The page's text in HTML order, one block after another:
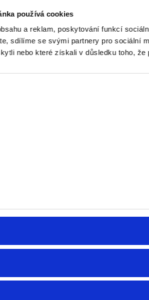
používá cookies
a reklam, poskytování funkcí
sdílíme se svými partnery pro sociální
nebo které získali v důsledku toho, že